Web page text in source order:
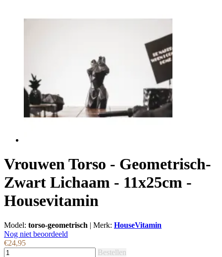
Vrouwen Torso - Geometrisch-
Zwart Lichaam - 11x25cm -
Housevitamin
Model: torso-geometrisch | Merk: HouseVitamin
Nog niet beoordeeld
€24,95
Bestellen